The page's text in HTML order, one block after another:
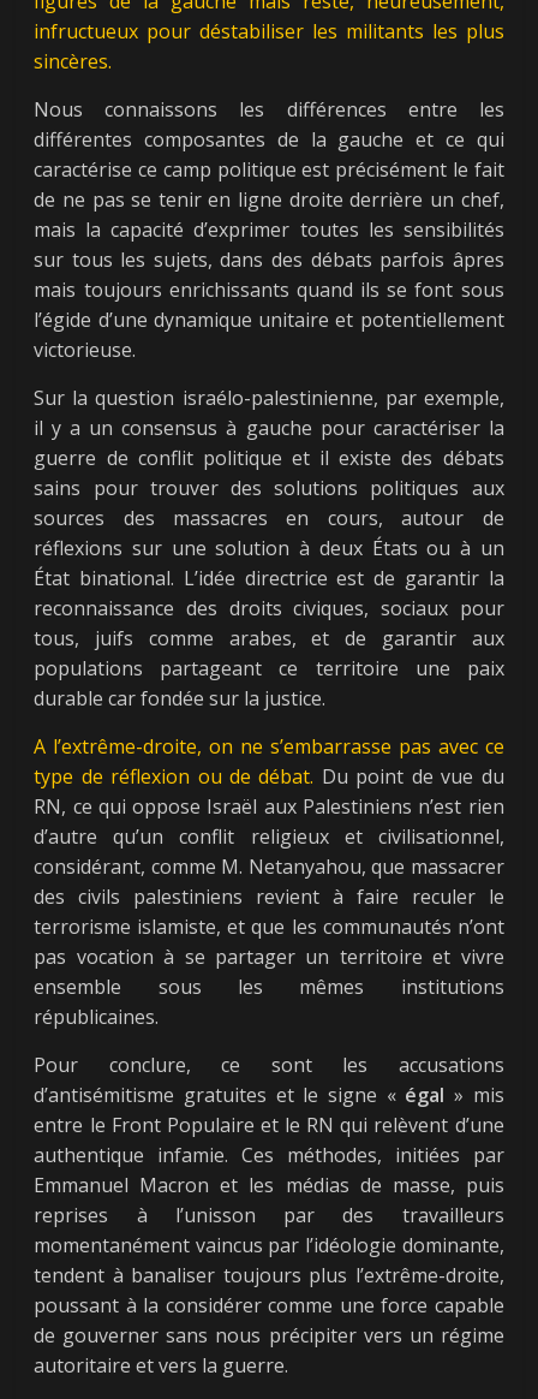
infructueux pour déstabiliser les militants les plus
sincères.
Nous connaissons les différences entre les
différentes composantes de la gauche et ce qui
caractérise ce camp politique est précisément le fait
de ne pas se tenir en ligne droite derrière un chef,
mais la capacité d’exprimer toutes les sensibilités
sur tous les sujets, dans des débats parfois âpres
mais toujours enrichissants quand ils se font sous
l’égide d’une dynamique unitaire et potentiellement
victorieuse.
Sur la question israélo-palestinienne, par exemple,
il y a un consensus à gauche pour caractériser la
guerre de conflit politique et il existe des débats
sains pour trouver des solutions politiques aux
sources des massacres en cours, autour de
réflexions sur une solution à deux États ou à un
État binational. L’idée directrice est de garantir la
reconnaissance des droits civiques, sociaux pour
tous, juifs comme arabes, et de garantir aux
populations partageant ce territoire une paix
durable car fondée sur la justice.
A l’extrême-droite, on ne s’embarrasse pas avec ce
type de réflexion ou de débat. Du point de vue du
RN, ce qui oppose Israël aux Palestiniens n’est rien
d’autre qu’un conflit religieux et civilisationnel,
considérant, comme M. Netanyahou, que massacrer
des civils palestiniens revient à faire reculer le
terrorisme islamiste, et que les communautés n’ont
pas vocation à se partager un territoire et vivre
ensemble sous les mêmes institutions
républicaines.
Pour conclure, ce sont les accusations
d’antisémitisme gratuites et le signe « égal » mis
entre le Front Populaire et le RN qui relèvent d’une
authentique infamie. Ces méthodes, initiées par
Emmanuel Macron et les médias de masse, puis
reprises à l’unisson par des travailleurs
momentanément vaincus par l’idéologie dominante,
tendent à banaliser toujours plus l’extrême-droite,
poussant à la considérer comme une force capable
de gouverner sans nous précipiter vers un régime
autoritaire et vers la guerre.